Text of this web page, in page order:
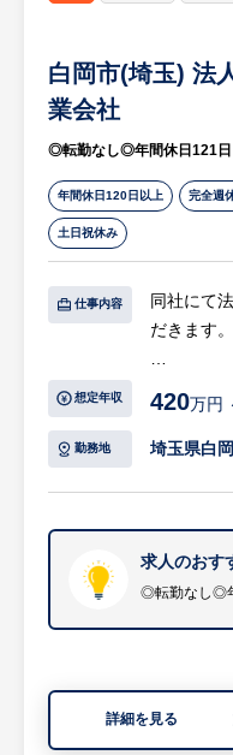
やスキル
人柄を重
修や指導
・女性ス
20代・30
活躍中。
得後の復
の室内装
喜んでも
き、変化
白岡市(埼玉) 法
業会社
◎転勤なし◎年間休日121日
年間休日120日以上 完全週
土日祝休み
仕事内容
同社にて
だきます。
同社は建
場などに
なソリュ
います。
・「こん
配できる
想定年収 420万円
勤務地 埼玉県白
求人のおす
◎転勤なし◎
詳細を見る